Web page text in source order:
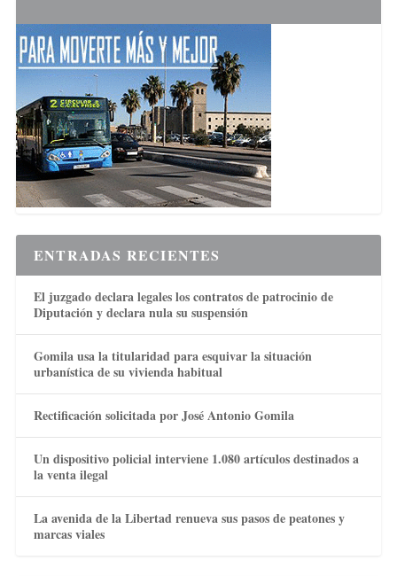
ENTRADAS RECIENTES
El juzgado declara legales los contratos de patrocinio de
Diputación y declara nula su suspensión
Gomila usa la titularidad para esquivar la situación
urbanística de su vivienda habitual
Rectificación solicitada por José Antonio Gomila
Un dispositivo policial interviene 1.080 artículos destinados a
la venta ilegal
La avenida de la Libertad renueva sus pasos de peatones y
marcas viales